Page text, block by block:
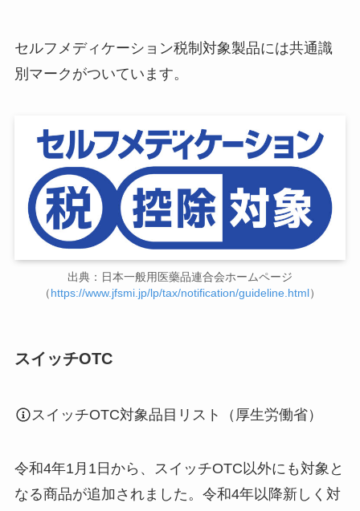
セルフメディケーション税制対象製品には共通識
別マークがついています。
出典：日本一般用医藥品連合会ホームページ
（https://www.jfsmi.jp/lp/tax/notification/guideline.html）
スイッチOTC
スイッチOTC対象品目リスト（厚生労働省）
令和4年1月1日から、スイッチOTC以外にも対象と
なる商品が追加されました。令和4年以降新しく対